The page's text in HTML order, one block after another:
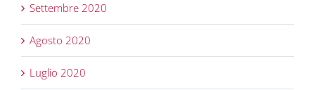
Settembre 2020
Agosto 2020
Luglio 2020